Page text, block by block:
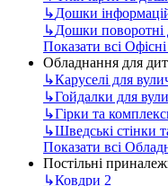
↳Дошки
↳Дошки поворотні
Показати всі
Обладнання для
↳Каруселі для
↳Гойдалки для
↳Гірки та
↳Шведські стінки
Показати всі
Постільні
↳Ковдри 2